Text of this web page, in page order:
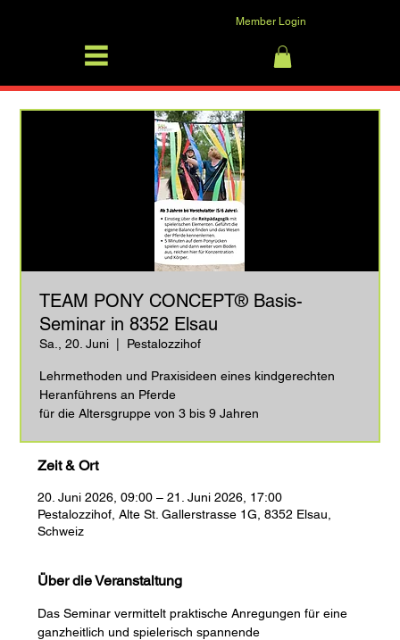
Anmelden
Member Login
TEAM PONY CONCEPT® Basis-
Seminar in 8352 Elsau
Sa., 20. Juni
  |
Pestalozzihof
Lehrmethoden und Praxisideen eines kindgerechten
Heranführens an Pferde
für die Altersgruppe von 3 bis 9 Jahren
Zeit & Ort
20. Juni 2026, 09:00 – 21. Juni 2026, 17:00
Pestalozzihof, Alte St. Gallerstrasse 1G, 8352 Elsau,
Schweiz
Über die Veranstaltung
Das Seminar vermittelt praktische Anregungen für eine
ganzheitlich und spielerisch spannende